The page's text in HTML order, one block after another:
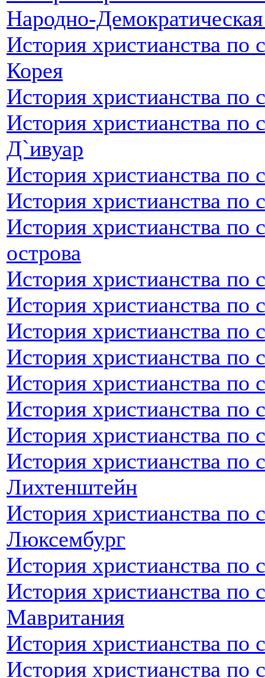
Народно-
История христианства по
Корея
История христианства по
История христианства по
Д`ивуар
История христианства по
История христианства по
История христианства по
острова
История христианства по
История христианства по
История христианства по
История христианства по
История христианства по
История христианства по
История христианства по
История христианства по
Лихтенштейн
История христианства по
Люксембург
История христианства
История христианства по
Мавритания
История христианства по
История христианства